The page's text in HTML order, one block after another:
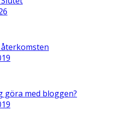
göra med bloggen?